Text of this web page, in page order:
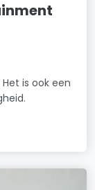
is ook een